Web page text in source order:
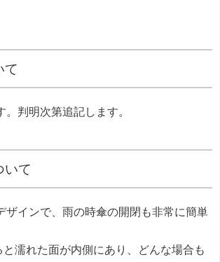
て
。判明次第追記します。
いて
ザインで、雨の時傘の開閉も非常に簡単
と濡れた面が内側にあり、どんな場合も